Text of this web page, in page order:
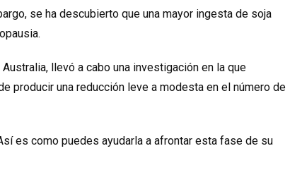
se ha descubierto que una mayor ingesta de soja
llevó a cabo una investigación en la que
producir una reducción leve a modesta en el número de
es como puedes ayudarla a afrontar esta fase de su